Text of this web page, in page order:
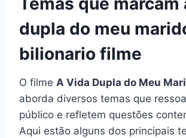
dupla do meu
bilionario filme
O filme A Vida Dupla do Meu
aborda diversos temas que
público e refletem questões
Aqui estão alguns dos principais